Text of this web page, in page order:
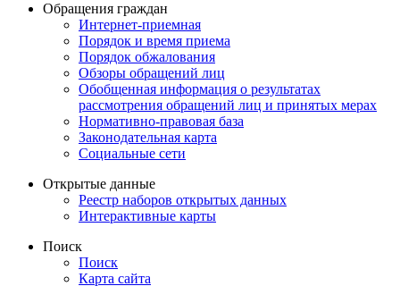
Обращения граждан
Интернет-приемная
Порядок и время приема
Порядок обжалования
Обзоры обращений лиц
Обобщенная информация о результатах
рассмотрения обращений лиц и принятых мерах
Нормативно-правовая база
Законодательная карта
Социальные сети
Открытые данные
Реестр наборов открытых данных
Интерактивные карты
Поиск
Поиск
Карта сайта